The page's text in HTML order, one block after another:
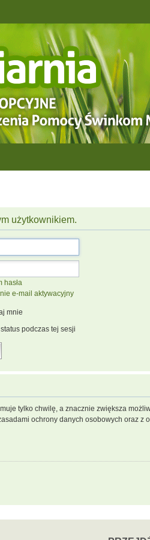
użytkownikiem.
hasła
e-mail aktywacyjny
mnie
podczas tej sesji
tylko chwilę, a znacznie zwiększa
ochrony danych osobowych oraz